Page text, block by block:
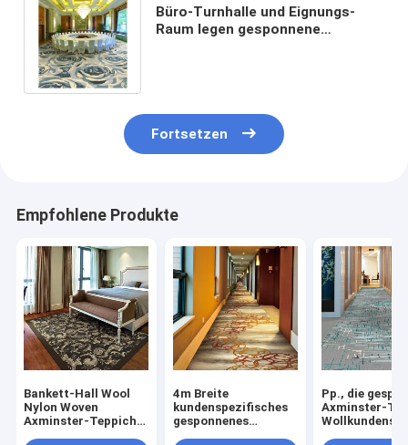
Büro-Turnhalle und Eignungs-
Raum legen gesponnene
Fortsetzen
Empfohlene Produkte
Bankett-Hall Wool
Nylon Woven
Axminster-Teppich
4m Breite
kundenspezifisches
gesponnenes
Pp., die
Axminster-